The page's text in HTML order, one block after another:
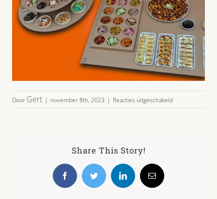
Door Gert | november 8th, 2023 | Reacties uitgeschakeld
feesttafel
Share This Story!
FacebookTwitter LinkedInE-
mail